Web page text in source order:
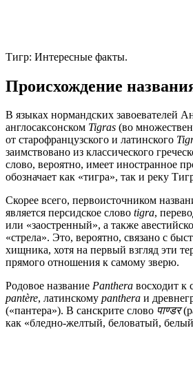
Тигр: Интересные факты.
Происхождение
В языках нормандских завоевателей
англосаксонском Tigras (во
от старофранцузского и латинского
заимствовано из классического
слово, вероятно, имеет иностранное
обозначает как «тигра», так и реку
Скорее всего, первоисточником
является персидское слово tigra,
или «заостренный», а также
«стрела». Это, вероятно, связано с
хищника, хотя на первый взгляд эти
прямого отношения к самому зверю.
Родовое название Panthera восходит к
pantère, латинскому panthera и
(«пантера»). В санскрите слово पाण्डर
как «бледно-желтый, беловатый,